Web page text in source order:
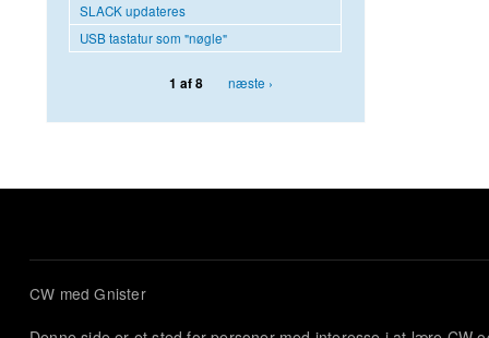
SLACK updateres
USB tastatur som "nøgle"
1 af 8 næste ›
CW med Gnister